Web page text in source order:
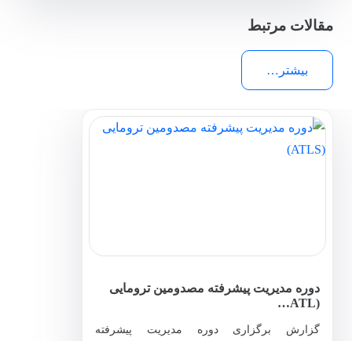
مقالات مرتبط
بیشتر…
دوره مدیریت پیشرفته مصدومین ترومایی
(ATL…
گزارش برگزاری دوره مدیریت پیشرفته